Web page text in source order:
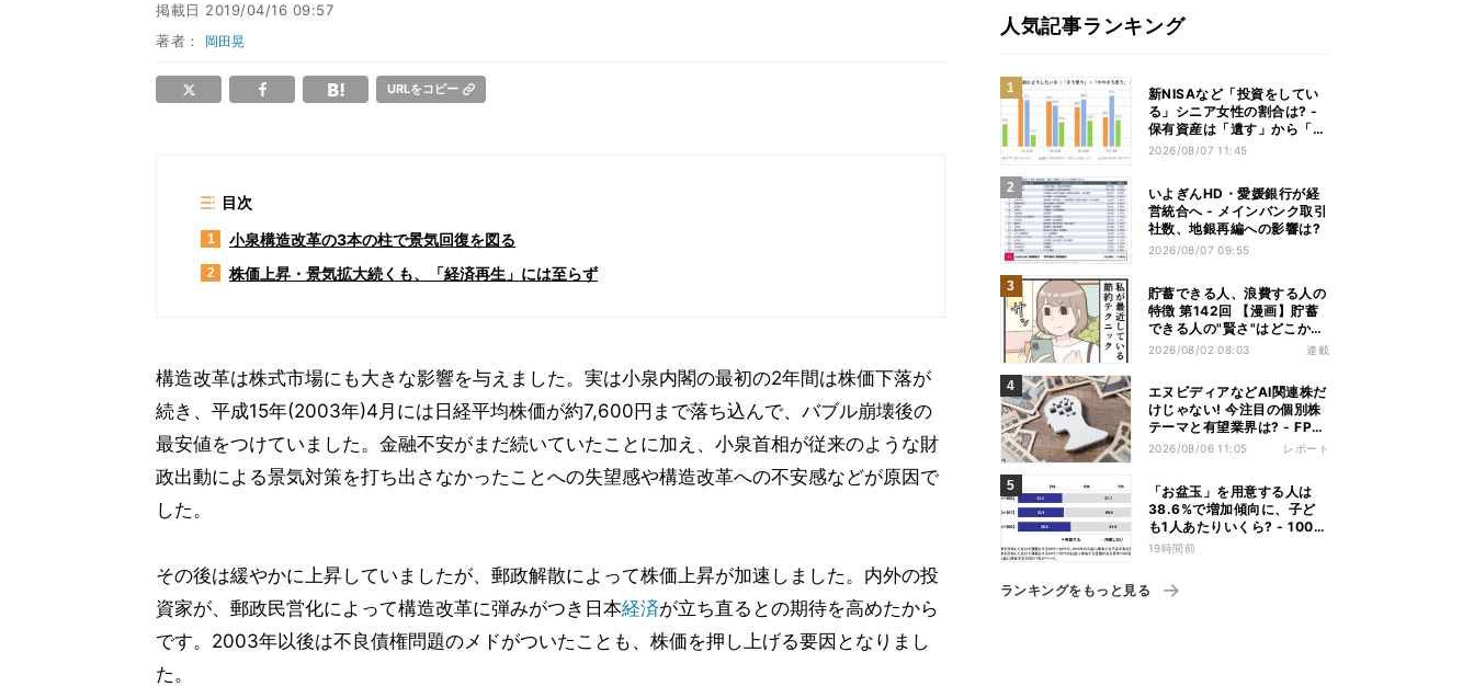
掲載日 2019/04/16 09:57
著者： 岡田晃
URLをコピー
目次
1 小泉構造改革の3本の柱で景気回復を図る
2 株価上昇・景気拡大続くも、「経済再生」には至らず
構造改革は株式市場にも大きな影響を与えました。実は小泉内閣の最初の2年間は株価下落が
続き、平成15年(2003年)4月には日経平均株価が約7,600円まで落ち込んで、バブル崩壊後の
最安値をつけていました。金融不安がまだ続いていたことに加え、小泉首相が従来のような財
政出動による景気対策を打ち出さなかったことへの失望感や構造改革への不安感などが原因で
した。
その後は緩やかに上昇していましたが、郵政解散によって株価上昇が加速しました。内外の投
資家が、郵政民営化によって構造改革に弾みがつき日本経済が立ち直るとの期待を高めたから
です。2003年以後は不良債権問題のメドがついたことも、株価を押し上げる要因となりまし
た。
人気記事ランキング
新NISAなど「投資をしてい
る」シニア女性の割合は? -
保有資産は「遺す」から「使
い切る」へ価値観がシフトか
2026/08/07 11:45
いよぎんHD・愛媛銀行が経
営統合へ - メインバンク取引
社数、地銀再編への影響は?
2026/08/07 09:55
貯蓄できる人、浪費する人の
特徴 第142回 【漫画】貯蓄
できる人の"賢さ"はどこか
ら? スーパーでの意外な習慣
2026/08/02 08:03 連載
エヌビディアなどAI関連株だ
けじゃない! 今注目の個別株
テーマと有望業界は? - FP解
説
2026/08/06 11:05 レポート
「お盆玉」を用意する人は
38.6%で増加傾向に、子ど
も1人あたりいくら? - 1000
人調査
19時間前
ランキングをもっと見る